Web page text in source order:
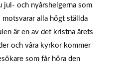
jul- och nyårshelgerna som
alla högt ställda
är en av det kristna årets
och våra kyrkor kommer
som får höra den